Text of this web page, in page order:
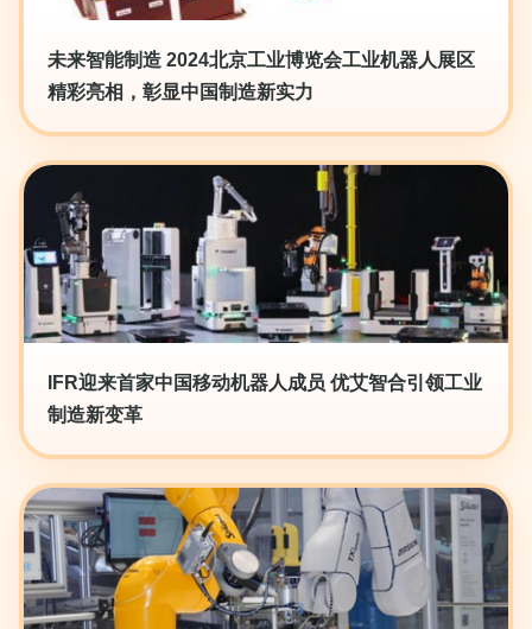
未来智能制造 2024北京工业博览会工业机器人展区
精彩亮相，彰显中国制造新实力
IFR迎来首家中国移动机器人成员 优艾智合引领工业
制造新变革